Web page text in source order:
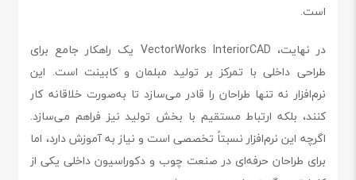
است.
در نهایت، VectorWorks InteriorCAD یک راهکار جامع برای
طراحی داخلی با تمرکز بر تولید مبلمان و کابینت است. این
نرم‌افزار نه تنها طراحان را قادر می‌سازد تا به‌صورت خلاقانه کار
کنند، بلکه ارتباط مستقیم با بخش تولید نیز فراهم می‌سازد.
اگرچه این نرم‌افزار نسبتاً تخصصی است و نیاز به آموزش دارد، اما
برای طراحان حرفه‌ای در صنعت چوب و دکوراسیون داخلی یکی از